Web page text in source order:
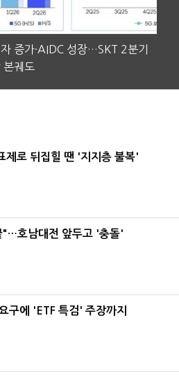
증가·AIDC 성장…SKT 2분기
본궤도
제로 뒤집힐 땐 '지지층 불복'
"…호남대전 앞두고 '충돌'
구에 'ETF 특검' 주장까지